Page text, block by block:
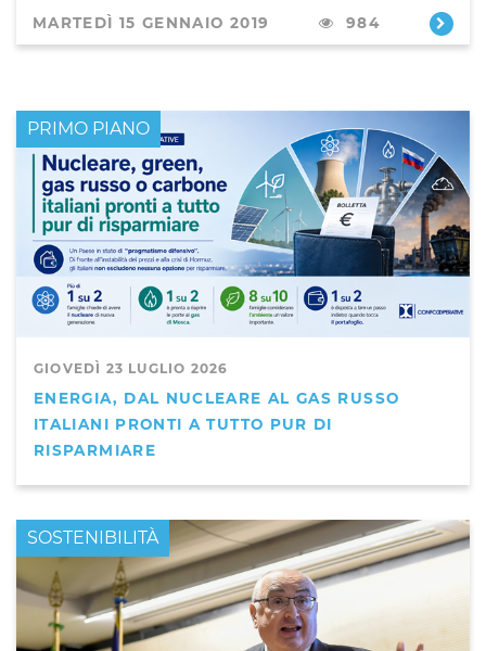
MARTEDÌ 15 GENNAIO 2019 984
GIOVEDÌ 23 LUGLIO 2026
ENERGIA, DAL NUCLEARE AL GAS RUSSO
ITALIANI PRONTI A TUTTO PUR DI
RISPARMIARE
PRIMO PIANO
PRIMO PIANO
SOSTENIBILITÀ